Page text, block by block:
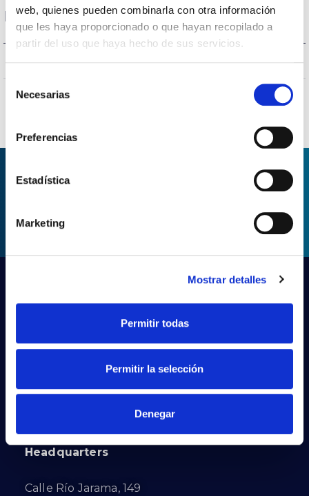
web, quienes pueden combinarla con otra información
que les haya proporcionado o que hayan recopilado a
partir del uso que haya hecho de sus servicios.
Necesarias
Preferencias
Estadística
Marketing
Mostrar detalles
Permitir todas
Permitir la selección
Denegar
Protections
PRILUX LIGHTING S.L.U.
Headquarters
Calle Río Jarama, 149